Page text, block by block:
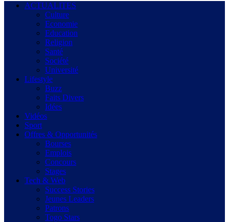
ACTUALITES
Culture
Economie
Education
Religion
Santé
Société
Université
Lifestyle
Buzz
Faits Divers
Idées
Vidéos
Sport
Offres & Opportunités
Bourses
Emplois
Concours
Stages
Tech & Web
Success Stories
Jeunes Leaders
Patrons
Togo Stars